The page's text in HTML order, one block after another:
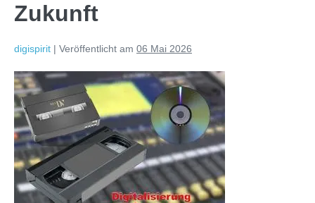
Zukunft
digispirit | Veröffentlicht am 06 Mai 2026